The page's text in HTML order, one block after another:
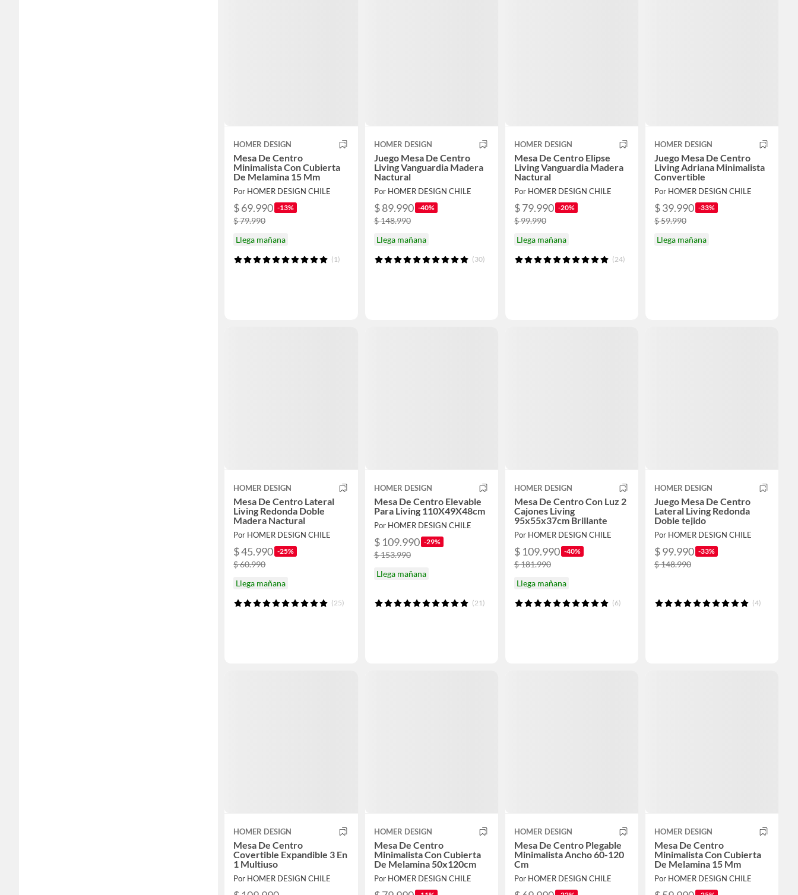
HOMER DESIGN
Mesa De Centro
Minimalista Con Cubierta
De Melamina 15 Mm
Por HOMER DESIGN CHILE
$ 69.990 -13%
$ 79.990
Llega mañana
(1)
HOMER DESIGN
Juego Mesa De Centro
Living Vanguardia Madera
Nactural
Por HOMER DESIGN CHILE
$ 89.990 -40%
$ 148.990
Llega mañana
(30)
HOMER DESIGN
Mesa De Centro Elipse
Living Vanguardia Madera
Nactural
Por HOMER DESIGN CHILE
$ 79.990 -20%
$ 99.990
Llega mañana
(24)
HOMER DESIGN
Juego Mesa De Centro
Living Adriana Minimalista
Convertible
Por HOMER DESIGN CHILE
$ 39.990 -33%
$ 59.990
Llega mañana
HOMER DESIGN
Mesa De Centro Lateral
Living Redonda Doble
Madera Nactural
Por HOMER DESIGN CHILE
$ 45.990 -25%
$ 60.990
Llega mañana
(25)
HOMER DESIGN
Mesa De Centro Elevable
Para Living 110X49X48cm
Por HOMER DESIGN CHILE
$ 109.990 -29%
$ 153.990
Llega mañana
(21)
HOMER DESIGN
Mesa De Centro Con Luz 2
Cajones Living
95x55x37cm Brillante
Por HOMER DESIGN CHILE
$ 109.990 -40%
$ 181.990
Llega mañana
(6)
HOMER DESIGN
Juego Mesa De Centro
Lateral Living Redonda
Doble tejido
Por HOMER DESIGN CHILE
$ 99.990 -33%
$ 148.990
(4)
HOMER DESIGN
Mesa De Centro
Covertible Expandible 3 En
1 Multiuso
Por HOMER DESIGN CHILE
HOMER DESIGN
Mesa De Centro
Minimalista Con Cubierta
De Melamina 50x120cm
Por HOMER DESIGN CHILE
HOMER DESIGN
Mesa De Centro Plegable
Minimalista Ancho 60-120
Cm
Por HOMER DESIGN CHILE
HOMER DESIGN
Mesa De Centro
Minimalista Con Cubierta
De Melamina 15 Mm
Por HOMER DESIGN CHILE